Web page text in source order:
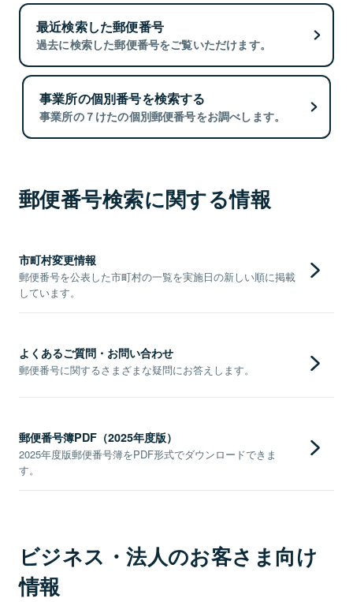
最近検索した郵便番号
過去に検索した郵便番号をご覧いただけます。
事業所の個別番号を検索する
事業所の７けたの個別郵便番号をお調べします。
郵便番号検索に関する情報
市町村変更情報
郵便番号を公表した市町村の一覧を実施日の新しい順に掲載
しています。
よくあるご質問・お問い合わせ
郵便番号に関するさまざまな疑問にお答えします。
郵便番号簿PDF（2025年度版）
2025年度版郵便番号簿をPDF形式でダウンロードできま
す。
ビジネス・法人のお客さま向け
情報